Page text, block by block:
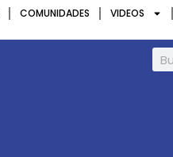
COMUNIDADES VIDEOS